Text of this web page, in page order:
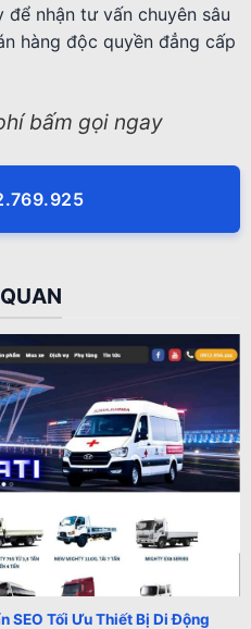
để nhận tư vấn chuyên sâu
hàng độc quyền đẳng cấp
bấm gọi ngay
SEO Tối Ưu Thiết Bị Di Động